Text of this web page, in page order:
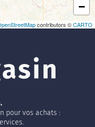
−
contributors ©CARTO
pour vos achats :